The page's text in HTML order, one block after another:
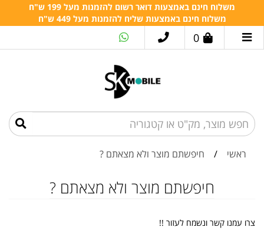
משלוח חינם באמצעות דואר רשום להזמנות מעל 199 ש"ח
משלוח חינם באמצעות שליח להזמנות מעל 449 ש"ח
0
ראשי / חיפשתם מוצר ולא מצאתם ?
חיפשתם מוצר ולא מצאתם ?
צרו עמנו קשר ונשמח לעזור !!